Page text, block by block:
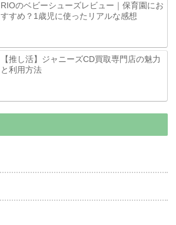
RIOのベビーシューズレビュー｜保育園にお
すすめ？1歳児に使ったリアルな感想
【推し活】ジャニーズCD買取専門店の魅力
と利用方法